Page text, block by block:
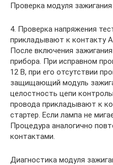
Проверка модуля
4. Проверка напряжения
прикладывают к контакту
После включения
прибора. При исправном
12 В, при его отсутствии
защищающий модуль
целостность цепи
провода прикладывают к
стартер. Если лампа не
Процедура аналогично
контактами.
Диагностика модуля